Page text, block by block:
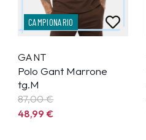
CAMPIONARIO
GANT
Polo Gant Marrone
tg.M
87,00 €
48,99€